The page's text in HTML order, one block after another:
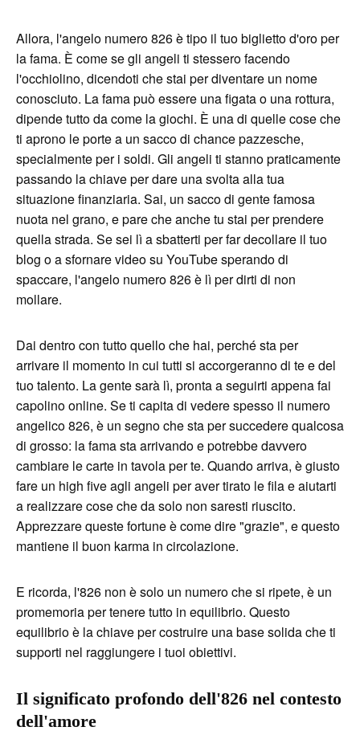
Allora, l'angelo numero 826 è tipo il tuo biglietto d'oro per
la fama. È come se gli angeli ti stessero facendo
l'occhiolino, dicendoti che stai per diventare un nome
conosciuto. La fama può essere una figata o una rottura,
dipende tutto da come la giochi. È una di quelle cose che
ti aprono le porte a un sacco di chance pazzesche,
specialmente per i soldi. Gli angeli ti stanno praticamente
passando la chiave per dare una svolta alla tua
situazione finanziaria. Sai, un sacco di gente famosa
nuota nel grano, e pare che anche tu stai per prendere
quella strada. Se sei lì a sbatterti per far decollare il tuo
blog o a sfornare video su YouTube sperando di
spaccare, l'angelo numero 826 è lì per dirti di non
mollare.
Dai dentro con tutto quello che hai, perché sta per
arrivare il momento in cui tutti si accorgeranno di te e del
tuo talento. La gente sarà lì, pronta a seguirti appena fai
capolino online. Se ti capita di vedere spesso il numero
angelico 826, è un segno che sta per succedere qualcosa
di grosso: la fama sta arrivando e potrebbe davvero
cambiare le carte in tavola per te. Quando arriva, è giusto
fare un high five agli angeli per aver tirato le fila e aiutarti
a realizzare cose che da solo non saresti riuscito.
Apprezzare queste fortune è come dire "grazie", e questo
mantiene il buon karma in circolazione.
E ricorda, l'826 non è solo un numero che si ripete, è un
promemoria per tenere tutto in equilibrio. Questo
equilibrio è la chiave per costruire una base solida che ti
supporti nel raggiungere i tuoi obiettivi.
Il significato profondo dell'826 nel contesto
dell'amore